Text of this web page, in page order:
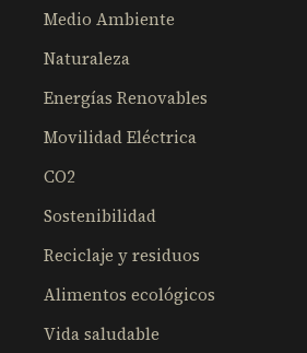
Medio Ambiente
Naturaleza
Energías Renovables
Movilidad Eléctrica
CO2
Sostenibilidad
Reciclaje y residuos
Alimentos ecológicos
Vida saludable